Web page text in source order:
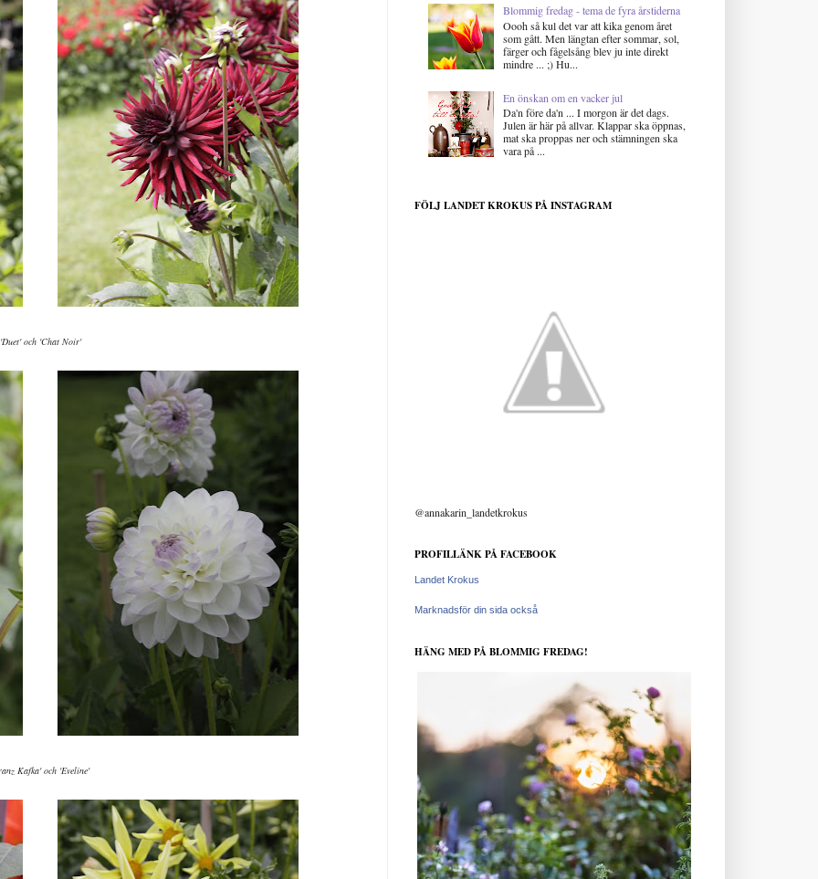
'Duet' och 'Chat Noir'
Kafka' och 'Eveline'
Blommig fredag - tema de fyra årstiderna
Oooh så kul det var att kika genom året
som gått. Men längtan efter sommar, sol,
färger och fågelsång blev ju inte direkt
mindre ... ;) Hu...
En önskan om en vacker jul
Da'n före da'n ... I morgon är det dags.
Julen är här på allvar. Klappar ska öppnas,
mat ska proppas ner och stämningen ska
vara på ...
FÖLJ LANDET KROKUS PÅ INSTAGRAM
@annakarin_landetkrokus
PROFILLÄNK PÅ FACEBOOK
Landet Krokus
Marknadsför din sida också
HÄNG MED PÅ BLOMMIG FREDAG!